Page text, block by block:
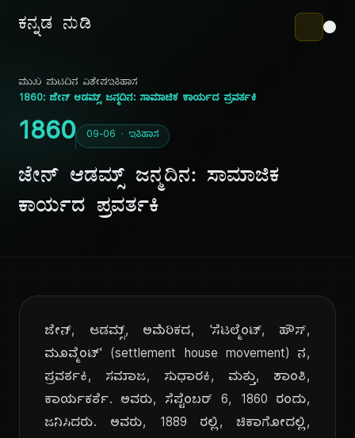
ಕನ್ನಡ ನುಡಿ
ಮುಖ ಪುಟದಿನ ವಿಶೇಷಇತಿಹಾಸ
1860: ಜೇನ್ ಆಡಮ್ಸ್ ಜನ್ಮದಿನ: ಸಾಮಾಜಿಕ ಕಾರ್ಯದ ಪ್ರವರ್ತಕಿ
1860 09-06 · ಇತಿಹಾಸ
ಜೇನ್ ಆಡಮ್ಸ್ ಜನ್ಮದಿನ: ಸಾಮಾಜಿಕ
ಕಾರ್ಯದ ಪ್ರವರ್ತಕಿ
ಜೇನ್, ಆಡಮ್ಸ್, ಅಮೆರಿಕದ, 'ಸೆಟಲ್ಮೆಂಟ್, ಹೌಸ್,
ಮೂವ್ಮೆಂಟ್' (settlement house movement) ನ,
ಪ್ರವರ್ತಕಿ, ಸಮಾಜ, ಸುಧಾರಕಿ, ಮತ್ತು, ಶಾಂತಿ,
ಕಾರ್ಯಕರ್ತೆ. ಅವರು, ಸೆಪ್ಟೆಂಬರ್ 6, 1860 ರಂದು,
ಜನಿಸಿದರು. ಅವರು, 1889 ರಲ್ಲಿ, ಚಿಕಾಗೋದಲ್ಲಿ,